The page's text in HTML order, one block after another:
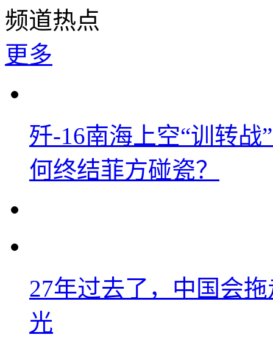
频道热点
更多
歼-16南海上空“训转
何终结菲方碰瓷？
27年过去了，中国会
光